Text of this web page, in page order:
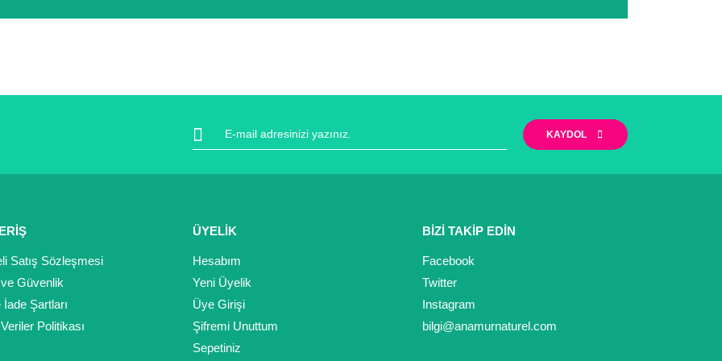
Yorum Yaz
Gönder
KAYDOL
Satış Sözleşmesi
Güvenlik
Şartları
Politikası
ÜYELİK
Hesabım
Yeni Üyelik
Üye Girişi
Şifremi Unuttum
Sepetiniz
BİZİ TAKİP EDİN
Facebook
Twitter
Instagram
bilgi@anamurnaturel.com